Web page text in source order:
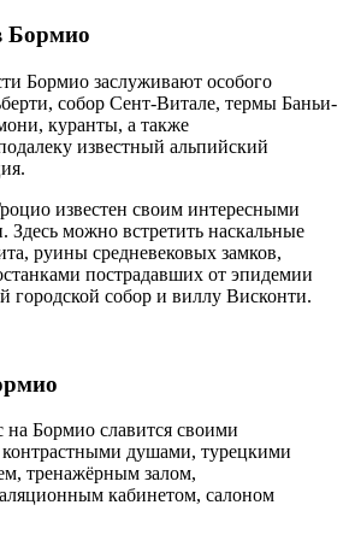
Бормио
Бормио заслуживают особого
собор Сент-Витале, термы Баньи-
куранты, а также
известный альпийский
известен своим интересными
Здесь можно встретить наскальные
руины средневековых замков,
пострадавших от эпидемии
городской собор и виллу Висконти.
Бормио славится своими
контрастными душами, турецкими
тренажёрным залом,
кабинетом, салоном